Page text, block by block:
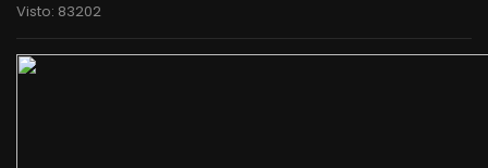
Visto: 83202